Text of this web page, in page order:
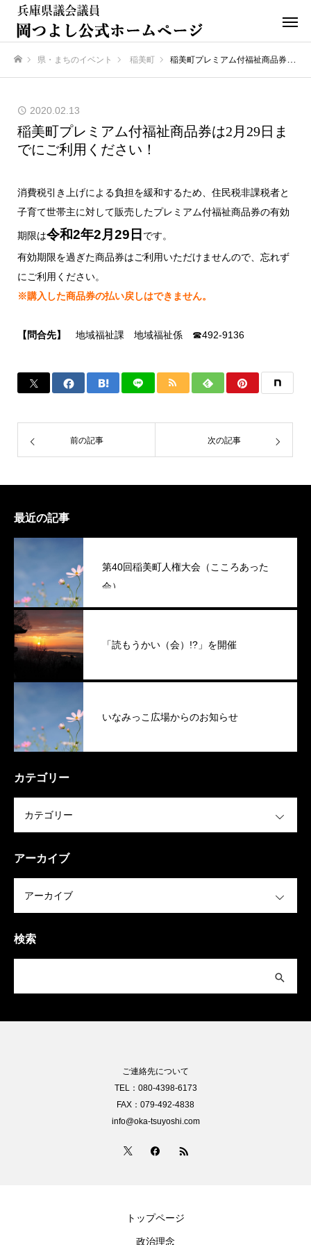
県・まちのイベント 稲美町 稲美町プレミアム付福祉商品券は2月29日までにご利用ください！
2020.02.13
稲美町プレミアム付福祉商品券は2月29日ま
でにご利用ください！
消費税引き上げによる負担を緩和するため、住民税非課税者と
子育て世帯主に対して販売したプレミアム付福祉商品券の有効
期限は令和2年2月29日 です。
有効期限を過ぎた商品券はご利用いただけませんので、忘れず
にご利用ください。
※購入した商品券の払い戻しはできません。
【問合先】 地域福祉課 地域福祉係 ☎492-9136
前の記事 次の記事
最近の記事
第40回稲美町人権大会（こころあった
会）
「読もうかい（会）!?」を開催
いなみっこ広場からのお知らせ
カテゴリー
アーカイブ
検索
ご連絡先について
TEL：080-4398-6173
FAX：079-492-4838
info@oka-tsuyoshi.com
トップページ
政治理念